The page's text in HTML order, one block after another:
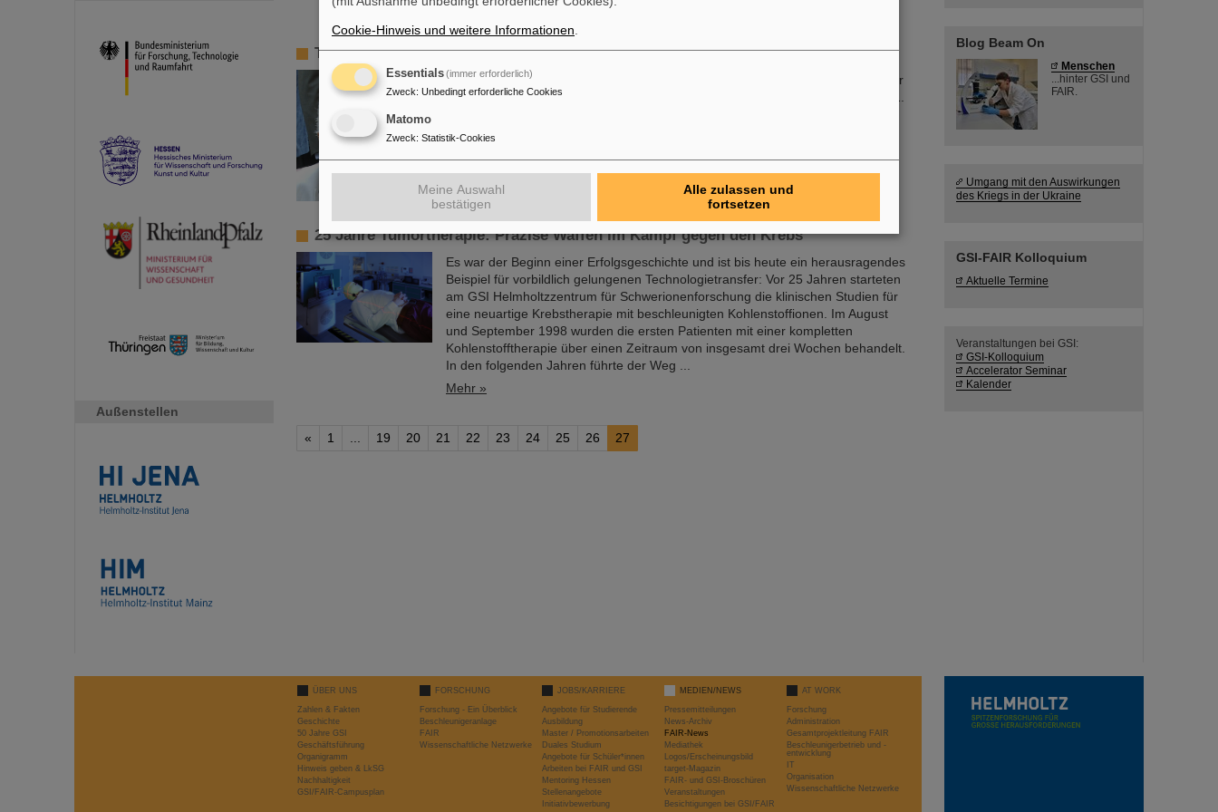
Außenstellen
Mehr »
Trauer um Bikash Sinha
FAIR und GSI trauern um einen herausragenden Wissenschaftler und einen der
Wegbereiter für das FAIR-Projekt. Der indische Physiker Bikash Sinha ist am 11.
Mehr »
25 Jahre Tumortherapie: Präzise Waffen im Kampf gegen den Krebs
Es war der Beginn einer Erfolgsgeschichte und ist bis heute ein herausragendes
Beispiel für vorbildlich gelungenen Technologietransfer: Vor 25 Jahren starteten
am GSI Helmholtzzentrum für Schwerionenforschung die klinischen Studien für
eine neuartige Krebstherapie mit beschleunigten Kohlenstoffionen. Im August
und September 1998 wurden die ersten Patienten mit einer kompletten
Kohlenstofftherapie über einen Zeitraum von insgesamt drei Wochen behandelt.
In den folgenden Jahren führte der Weg ...
Mehr »
« 1 19 20 21 22 23 24 25 26 27
Blog Beam On
Menschen
...hinter GSI und
FAIR.
Umgang mit den Auswirkungen
des Kriegs in der Ukraine
GSI-FAIR Kolloquium
Aktuelle Termine
Veranstaltungen bei GSI:
GSI-Kolloquium
Accelerator Seminar
Kalender
ÜBER UNS
Zahlen & Fakten
Geschichte
50 Jahre GSI
Geschäftsführung
Organigramm
Hinweis geben & LkSG
Nachhaltigkeit
GSI/FAIR-Campusplan
FORSCHUNG
Forschung - Ein Überblick
Beschleunigeranlage
FAIR
Wissenschaftliche Netzwerke
JOBS/KARRIERE
Angebote für Studierende
Ausbildung
Master / Promotionsarbeiten
Duales Studium
Angebote für Schüler*innen
Arbeiten bei FAIR und GSI
Mentoring Hessen
Stellenangebote
Initiativbewerbung
MEDIEN/NEWS
Pressemitteilungen
News-Archiv
FAIR-News
Mediathek
Logos/Erscheinungsbild
target-Magazin
FAIR- und GSI-Broschüren
Veranstaltungen
Besichtigungen bei GSI/FAIR
AT WORK
Forschung
Administration
Gesamtprojektleitung FAIR
Beschleunigerbetrieb und -
entwicklung
IT
Organisation
Wissenschaftliche Netzwerke
Cookie-Hinweis und weitere Informationen
Essentials(immer erforderlich)
Zweck: Unbedingt erforderliche Cookies
Matomo
Zweck: Statistik-Cookies
Meine Auswahl
bestätigen
Alle zulassen und
fortsetzen